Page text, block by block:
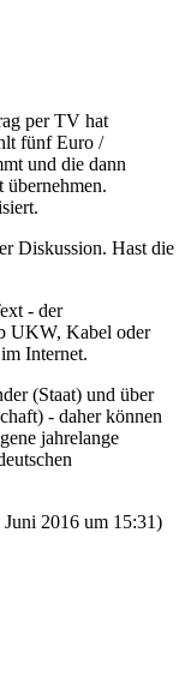
per TV hat
fünf Euro /
und die dann
übernehmen.
Diskussion. Hast die
- der
UKW, Kabel oder
Internet.
(Staat) und über
- daher können
jahrelange
Juni 2016 um 15:31)